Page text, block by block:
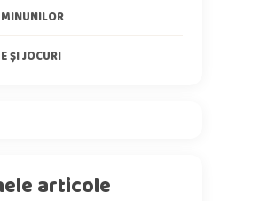
ȘI JOCURI
articole